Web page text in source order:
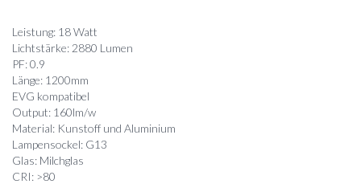
Leistung: 18 Watt
Lichtstärke: 2880 Lumen
PF: 0.9
Länge: 1200mm
EVG kompatibel
Output: 160lm/w
Material: Kunstoff und Aluminium
Lampensockel: G13
Glas: Milchglas
CRI: >80